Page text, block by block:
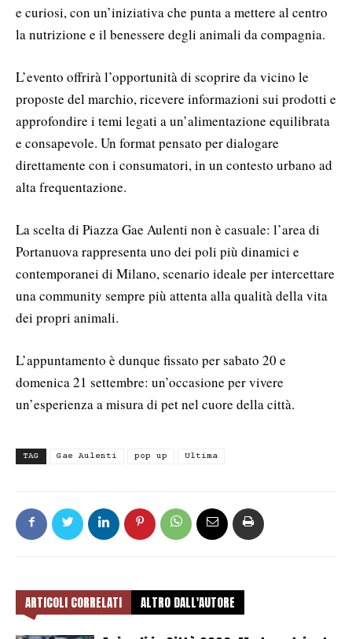
e curiosi, con un’iniziativa che punta a mettere al centro
la nutrizione e il benessere degli animali da compagnia.
L’evento offrirà l’opportunità di scoprire da vicino le
proposte del marchio, ricevere informazioni sui prodotti e
approfondire i temi legati a un’alimentazione equilibrata
e consapevole. Un format pensato per dialogare
direttamente con i consumatori, in un contesto urbano ad
alta frequentazione.
La scelta di Piazza Gae Aulenti non è casuale: l’area di
Portanuova rappresenta uno dei poli più dinamici e
contemporanei di Milano, scenario ideale per intercettare
una community sempre più attenta alla qualità della vita
dei propri animali.
L’appuntamento è dunque fissato per sabato 20 e
domenica 21 settembre: un’occasione per vivere
un’esperienza a misura di pet nel cuore della città.
TAG Gae Aulenti pop up Ultima
ARTICOLI CORRELATI ALTRO DALL'AUTORE